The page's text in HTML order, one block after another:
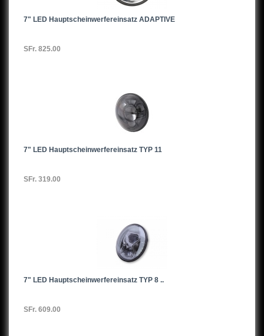
7" LED Hauptscheinwerfereinsatz ADAPTIVE
SFr. 825.00
7" LED Hauptscheinwerfereinsatz TYP 11
SFr. 319.00
7" LED Hauptscheinwerfereinsatz TYP 8 ..
SFr. 609.00